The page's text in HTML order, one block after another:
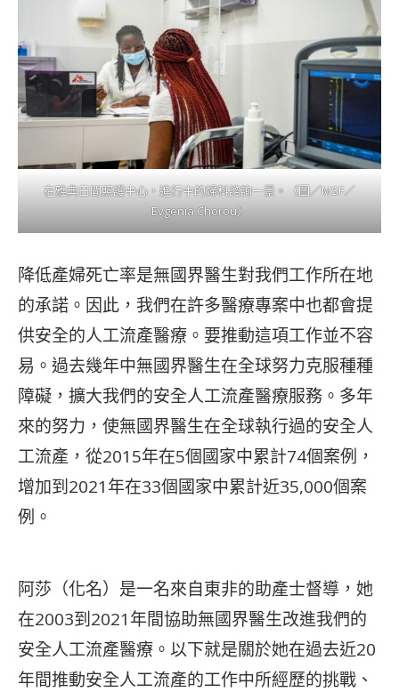
在雅典日間照護中心，進行中的婦科諮詢一景。（圖／MSF／
Evgenia Chorou）
降低產婦死亡率是無國界醫生對我們工作所在地
的承諾。因此，我們在許多醫療專案中也都會提
供安全的人工流產醫療。要推動這項工作並不容
易。過去幾年中無國界醫生在全球努力克服種種
障礙，擴大我們的安全人工流產醫療服務。多年
來的努力，使無國界醫生在全球執行過的安全人
工流產，從2015年在5個國家中累計74個案例，
增加到2021年在33個國家中累計近35,000個案
例。
阿莎（化名）是一名來自東非的助產士督導，她
在2003到2021年間協助無國界醫生改進我們的
安全人工流產醫療。以下就是關於她在過去近20
年間推動安全人工流產的工作中所經歷的挑戰、